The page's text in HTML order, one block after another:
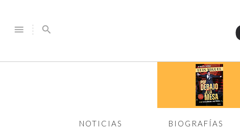
menu search
NOTICIAS BIOGRAFÍAS